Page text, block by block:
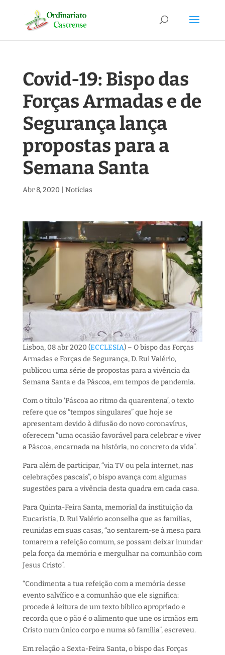
Covid-19: Bispo das
Forças Armadas e de
Segurança lança
propostas para a
Semana Santa
Abr 8, 2020 Notícias
Lisboa, 08 abr 2020 (ECCLESIA) – O bispo das Forças
Armadas e Forças de Segurança, D. Rui Valério,
publicou uma série de propostas para a vivência da
Semana Santa e da Páscoa, em tempos de pandemia.
Com o título ‘Páscoa ao ritmo da quarentena’, o texto
refere que os “tempos singulares” que hoje se
apresentam devido à difusão do novo coronavírus,
oferecem “uma ocasião favorável para celebrar e viver
a Páscoa, encarnada na história, no concreto da vida”.
Para além de participar, “via TV ou pela internet, nas
celebrações pascais”, o bispo avança com algumas
sugestões para a vivência desta quadra em cada casa.
Para Quinta-Feira Santa, memorial da instituição da
Eucaristia, D. Rui Valério aconselha que as famílias,
reunidas em suas casas, “ao sentarem-se à mesa para
tomarem a refeição comum, se possam deixar inundar
pela força da memória e mergulhar na comunhão com
Jesus Cristo”.
“Condimenta a tua refeição com a memória desse
evento salvífico e a comunhão que ele significa:
procede à leitura de um texto bíblico apropriado e
recorda que o pão é o alimento que une os irmãos em
Cristo num único corpo e numa só família”, escreveu.
Em relação a Sexta-Feira Santa, o bispo das Forças